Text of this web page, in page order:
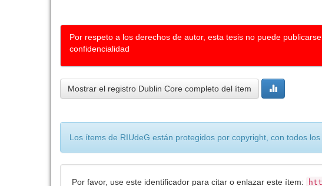
Por respeto a los derechos de autor, esta tesis no puede
confidencialidad
Mostrar el registro Dublin Core completo del ítem
Los ítems de RIUdeG están protegidos por copyright, con todos
Por favor, use este identificador para citar o enlazar este ítem: